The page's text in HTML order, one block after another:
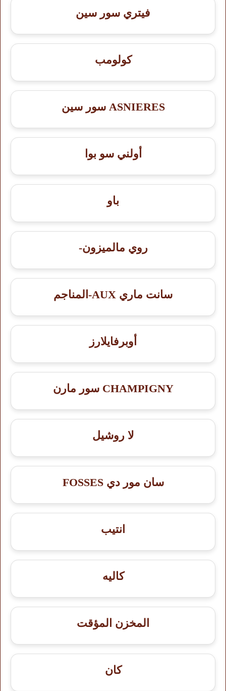
فيتري سور سين
كولومب
ASNIERES سور سين
أولني سو بوا
باو
روي مالميزون-
سانت ماري AUX-المناجم
أوبرفايلارز
CHAMPIGNY سور مارن
لا روشيل
سان مور دي FOSSES
انتيب
كاليه
المخزن المؤقت
كان